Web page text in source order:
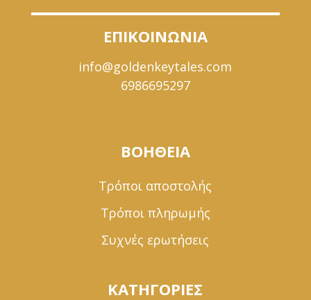
ΕΠΙΚΟΙΝΩΝΙΑ
info@goldenkeytales.com
6986695297
ΒΟΗΘΕΙΑ
Τρόποι αποστολής
Τρόποι πληρωμής
Συχνές ερωτήσεις
ΚΑΤΗΓΟΡΙΕΣ